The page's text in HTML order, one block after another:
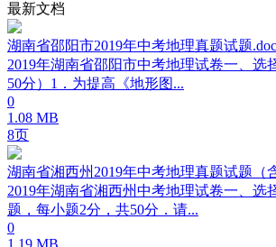
最新文档
湖南省邵阳市2019年中考地理真题试题.doc
2019年湖南省邵阳市中考地理试卷一、选
50分）1．为提高《地形图...
0
1.08 MB
8页
湖南省湘西州2019年中考地理真题试题（
2019年湖南省湘西州中考地理试卷一、选
题，每小题2分，共50分．请...
0
1.19 MB